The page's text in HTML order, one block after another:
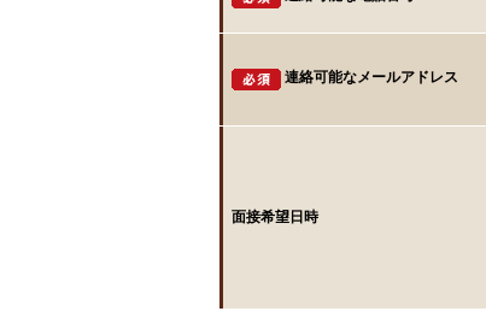
連絡可能なメールアドレス
面接希望日時